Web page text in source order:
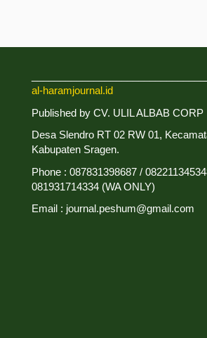
al-haramjournal.id
Published by CV. ULIL ALBAB CORP
Desa Slendro RT 02 RW 01,
Kabupaten Sragen.
Phone : 087831398687 /
081931714334 (WA ONLY)
Email : journal.peshum@gmail.com